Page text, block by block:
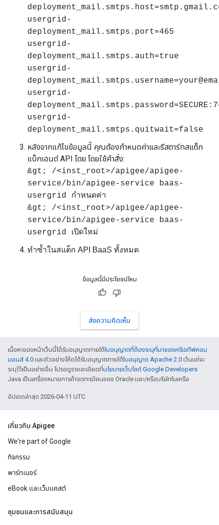
usergrid-
deployment_mail.smtps.port=465
usergrid-
deployment_mail.smtps.auth=true
usergrid-
usergrid-
usergrid-
deployment_mail.smtps.quitwait=false
หลังจากแก้ไขข้อมูลนี้ คุณต้องกำหนดค่าและรีสตาร์ทสแต็ก
แบ็กเอนด์ API โดย โดยใช้คำสั่ง:
&gt; /<inst_root>/apigee/apigee-
service/bin/apigee-service baas-
usergrid กำหนดค่า
&gt; /<inst_root>/apigee/apigee-
service/bin/apigee-service baas-
usergrid เปิดใหม่
ทำซ้ำในสแต็ก API BaaS ทั้งหมด
ข้อมูลนี้มีประโยชน์ไหม
ส่งความคิดเห็น
เนื้อหาของหน้าเว็บนี้ได้รับอนุญาตภายใต้ใบอนุญาตที่ต้องระบุที่มาของครีเอทีฟคอม
มอนส์ 4.0 และตัวอย่างโค้ดได้รับอนุญาตภายใต้ใบอนุญาต Apache 2.0 เว้นแต่จะ
ระบุไว้เป็นอย่างอื่น โปรดดูรายละเอียดที่นโยบายเว็บไซต์ Google Developers
Java เป็นเครื่องหมายการค้าจดทะเบียนของ Oracle และ/หรือบริษัทในเครือ
อัปเดตล่าสุด 2026-04-11 UTC
เกี่ยวกับ Apigee
We're part of Google
กิจกรรม
พาร์ทเนอร์
eBook และเว็บแคสต์
ชุมชนและการสนับสนุน